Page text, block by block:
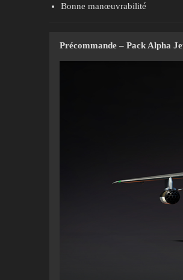
Bonne manœuvrabilité
Précommande – Pack Alpha